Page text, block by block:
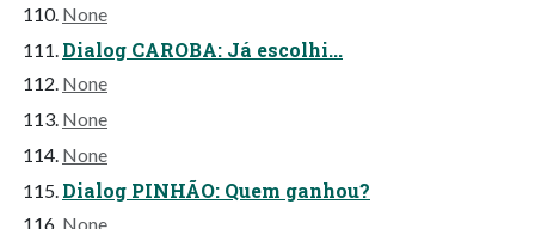
None
Dialog CAROBA: Já escolhi...
None
None
None
Dialog PINHÃO: Quem ganhou?
None